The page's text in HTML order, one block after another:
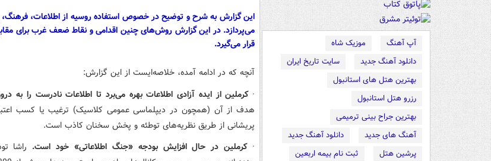
آپ آهنگ
موزیک شاه
دانلود آهنگ جدید
سایت تاریخ ایران
بهترین هتل های استانبول
رزرو هتل استانبول
بهترین جراح بینی ترمیمی
آهنگ های جدید
دانلود آهنگ جدید
پرشین هتل
ثبت نام بیمه اربعین
این گزارش به شرح و توضیح در خصوص استفاده روسیه از اطلاعات، فرهنگ،‌
می‌پردازد. در این گزارش روش‌های چنین اقدامی و نقاط ضعف غرب برای
قرار می‌گیرد.
آنچه که در ادامه آمده، خلاصه‌ایست از این گزارش:
·کرملین از ایده آزادی اطلاعات بهره می‌برد تا اطلاعات نادرست را به
هدف از آن (همچون در دیپلماسی عمومی کلاسیک) ترغیب یا کسب
پریشانی از طریق نظریه‌های توطئه و پخش سخنان کاذب است.
·کرملین در حال افزایش بودجه «جنگ اطلاعاتی» خود است. راشا